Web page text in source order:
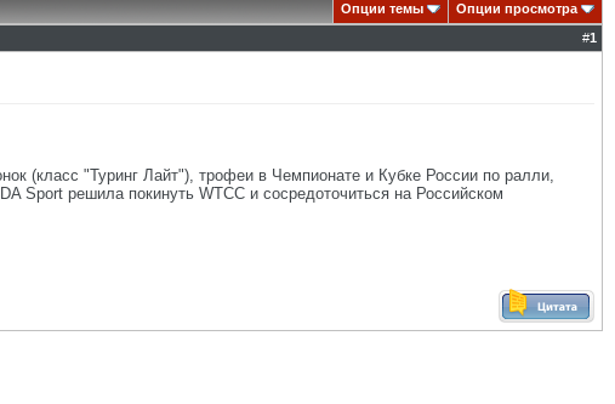
Опции темы
Опции просмотра
#1
(класс "Туринг Лайт"), трофеи в Чемпионате и Кубке России по ралли,
Sport решила покинуть WTCC и сосредоточиться на Российском